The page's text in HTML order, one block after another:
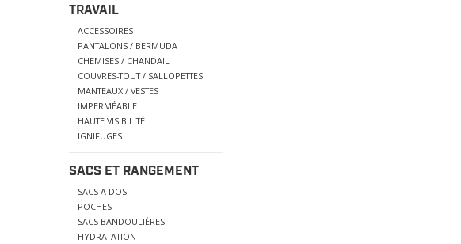
TRAVAIL
ACCESSOIRES
PANTALONS / BERMUDA
CHEMISES / CHANDAIL
COUVRES-TOUT / SALLOPETTES
MANTEAUX / VESTES
IMPERMÉABLE
HAUTE VISIBILITÉ
IGNIFUGES
SACS ET RANGEMENT
SACS A DOS
POCHES
SACS BANDOULIÈRES
HYDRATATION